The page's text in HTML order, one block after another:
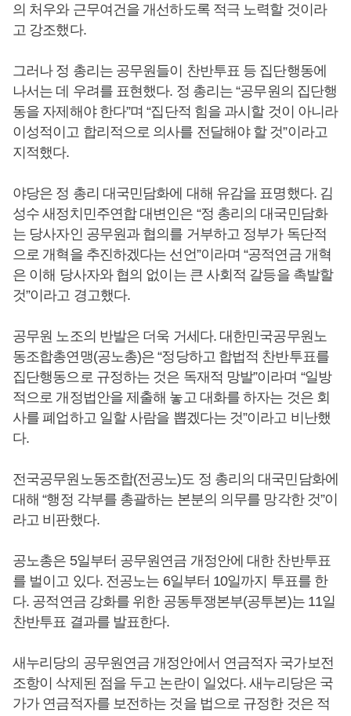
의 처우와 근무여건을 개선하도록 적극 노력할 것이라
고 강조했다.
그러나 정 총리는 공무원들이 찬반투표 등 집단행동에
나서는 데 우려를 표현했다. 정 총리는 “공무원의 집단행
동을 자제해야 한다”며 “집단적 힘을 과시할 것이 아니라
이성적이고 합리적으로 의사를 전달해야 할 것”이라고
지적했다.
야당은 정 총리 대국민담화에 대해 유감을 표명했다. 김
성수 새정치민주연합 대변인은 “정 총리의 대국민담화
는 당사자인 공무원과 협의를 거부하고 정부가 독단적
으로 개혁을 추진하겠다는 선언”이라며 “공적연금 개혁
은 이해 당사자와 협의 없이는 큰 사회적 갈등을 촉발할
것”이라고 경고했다.
공무원 노조의 반발은 더욱 거세다. 대한민국공무원노
동조합총연맹(공노총)은 “정당하고 합법적 찬반투표를
집단행동으로 규정하는 것은 독재적 망발”이라며 “일방
적으로 개정법안을 제출해 놓고 대화를 하자는 것은 회
사를 폐업하고 일할 사람을 뽑겠다는 것”이라고 비난했
다.
전국공무원노동조합(전공노)도 정 총리의 대국민담화에
대해 “행정 각부를 총괄하는 본분의 의무를 망각한 것”이
라고 비판했다.
공노총은 5일부터 공무원연금 개정안에 대한 찬반투표
를 벌이고 있다. 전공노는 6일부터 10일까지 투표를 한
다. 공적연금 강화를 위한 공동투쟁본부(공투본)는 11일
찬반투표 결과를 발표한다.
새누리당의 공무원연금 개정안에서 연금적자 국가보전
조항이 삭제된 점을 두고 논란이 일었다. 새누리당은 국
가가 연금적자를 보전하는 것을 법으로 규정한 것은 적